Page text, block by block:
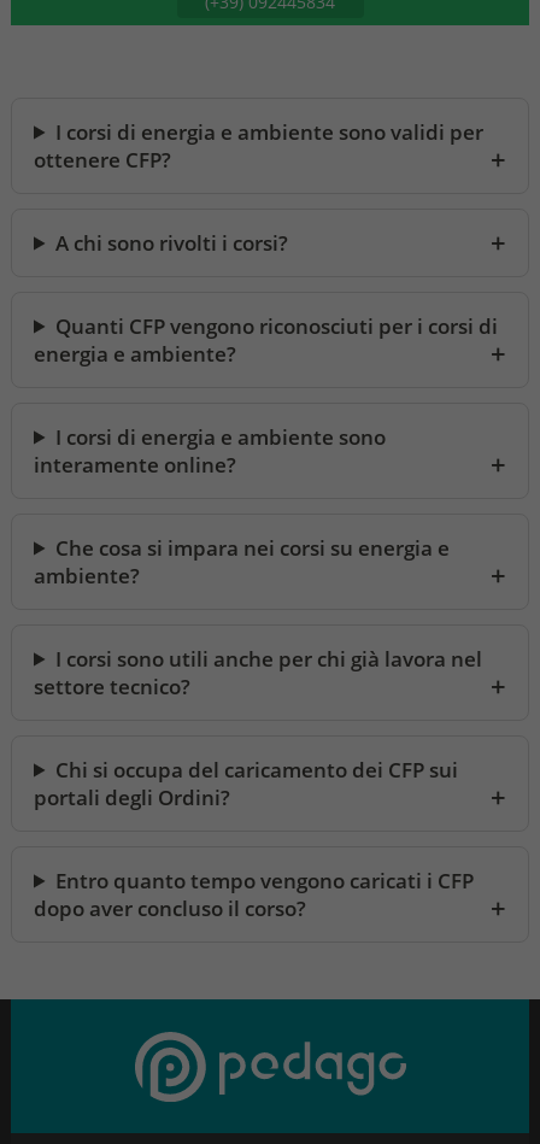
I corsi di energia e ambiente sono validi per
ottenere CFP?
A chi sono rivolti i corsi?
Quanti CFP vengono riconosciuti per i corsi di
energia e ambiente?
I corsi di energia e ambiente sono
interamente online?
Che cosa si impara nei corsi su energia e
ambiente?
I corsi sono utili anche per chi già lavora nel
settore tecnico?
Chi si occupa del caricamento dei CFP sui
portali degli Ordini?
Entro quanto tempo vengono caricati i CFP
dopo aver concluso il corso?